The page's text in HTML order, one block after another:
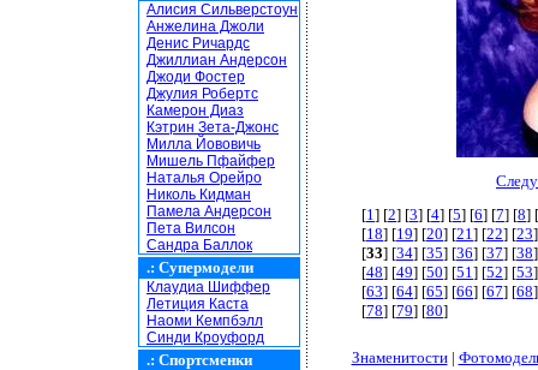
Алисия Сильверстоун
Анжелина Джоли
Денис Ричардс
Джиллиан Андерсон
Джоди Фостер
Джулия Робертс
Камерон Диаз
Кэтрин Зета-Джонс
Милла Йововичь
Мишель Пфайфер
Наталья Орейро
Николь Кидман
Памела Андерсон
Пета Вилсон
Сандра Баллок
.: Супермодели
Клаудиа Шиффер
Летиция Каста
Наоми Кемпбэлл
Синди Кроуфорд
.: Спортсменки
[1] [2] [3] [4] [5] [6] [7] [8] [
[18] [19] [20] [21] [22] [23
[33] [34] [35] [36] [37] [38
[48] [49] [50] [51] [52] [53
[63] [64] [65] [66] [67] [68
[78] [79] [80]
Знаменитости|